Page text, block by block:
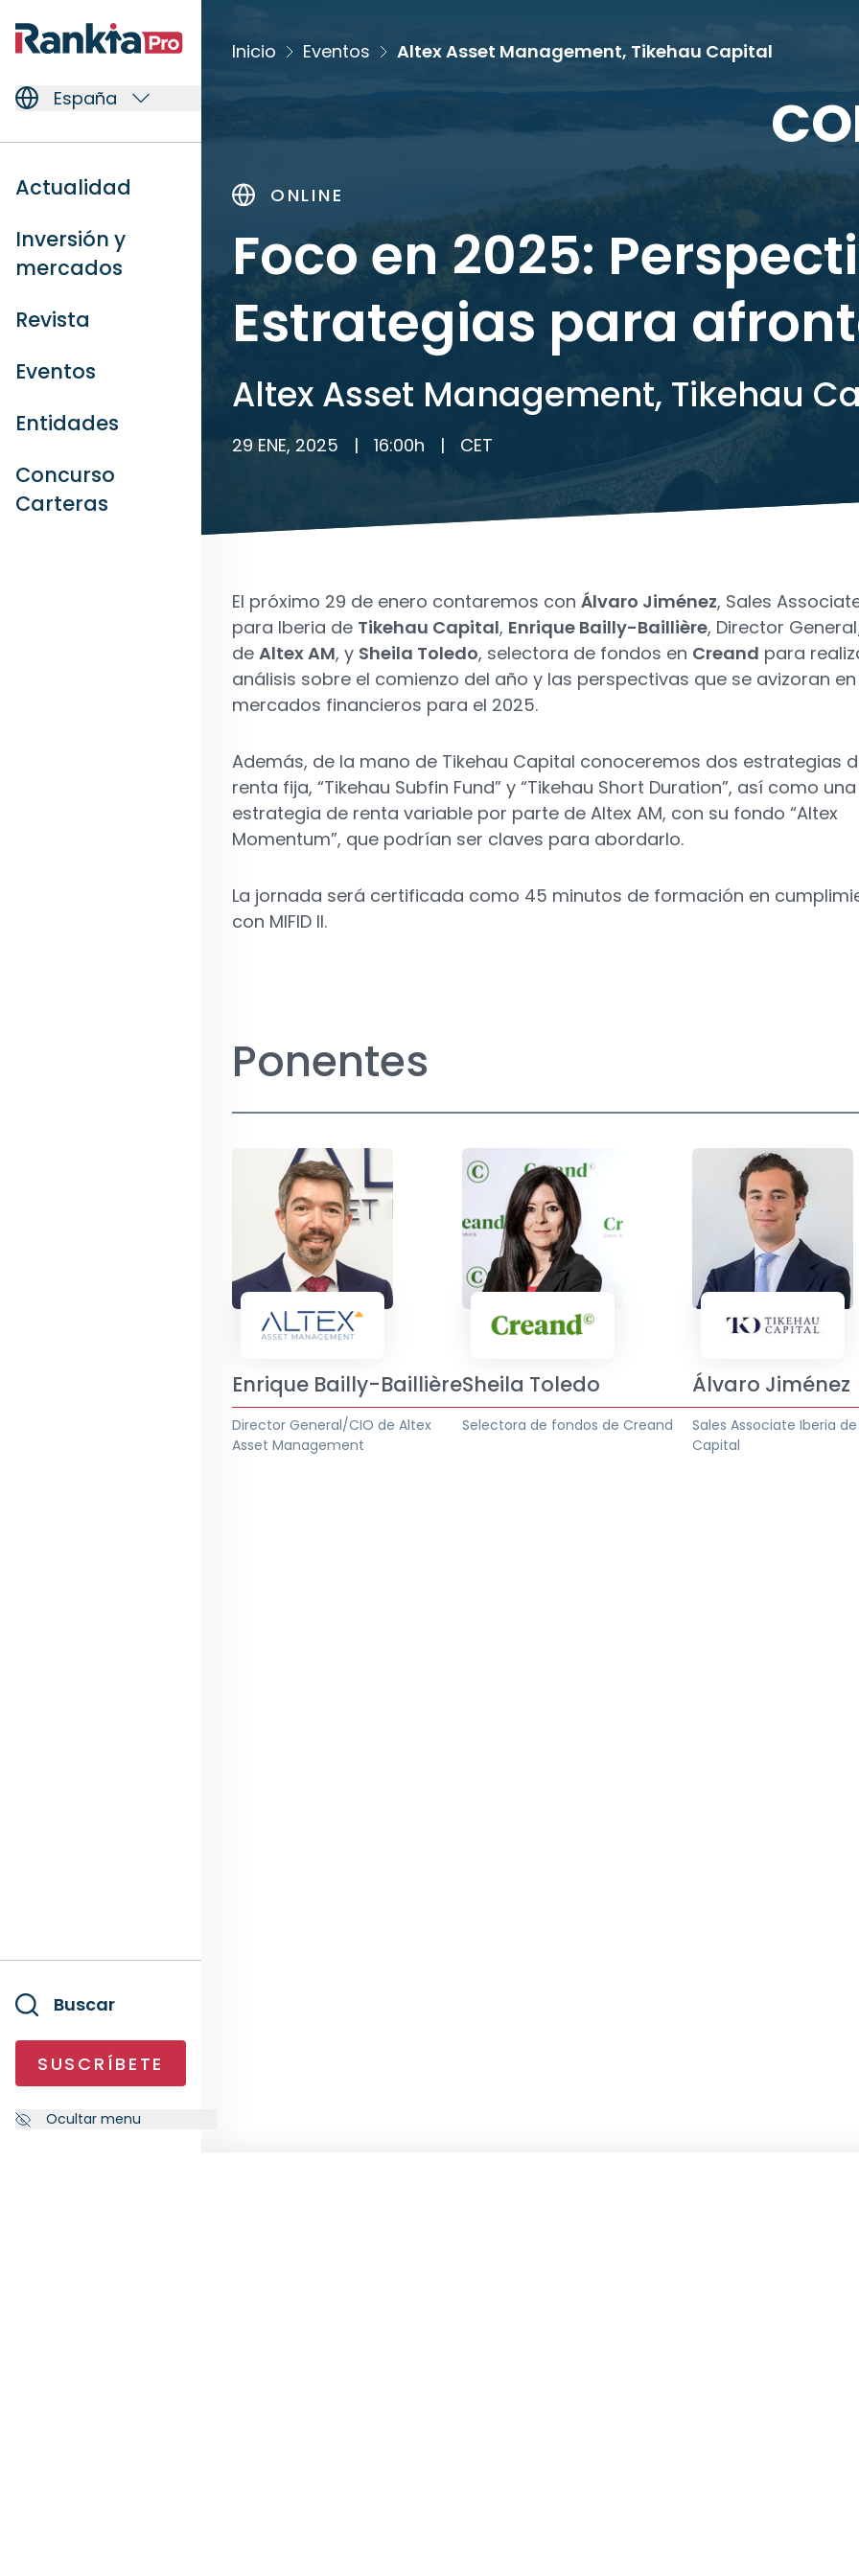
España
Actualidad
Inversión y
mercados
Revista
Eventos
Entidades
Concurso
Carteras
Buscar
SUSCRÍBETE
Ocultar menu
Inicio Eventos Altex Asset Management, Tikehau Capital
ONLINE
Foco en 2025:
Estrategias para
Altex Asset Management, Tikehau
29 ENE, 2025 | 16:00h | CET
El próximo 29 de enero contaremos con Álvaro Jiménez, Sales
para Iberia de Tikehau Capital, Enrique Bailly-Baillière, Director
de Altex AM, y Sheila Toledo, selectora de fondos en Creand para
análisis sobre el comienzo del año y las perspectivas que se avizoran
mercados financieros para el 2025.
Además, de la mano de Tikehau Capital conoceremos dos estrategias
renta fija, “Tikehau Subfin Fund” y “Tikehau Short Duration”, así como una
estrategia de renta variable por parte de Altex AM, con su fondo “Altex
Momentum”, que podrían ser claves para abordarlo.
La jornada será certificada como 45 minutos de formación en
con MIFID II.
Ponentes
Enrique Bailly-Baillière
Director General/CIO de Altex
Asset Management
Sheila Toledo
Selectora de fondos de Creand
Álvaro Jiménez
Sales Associate Iberia
Capital